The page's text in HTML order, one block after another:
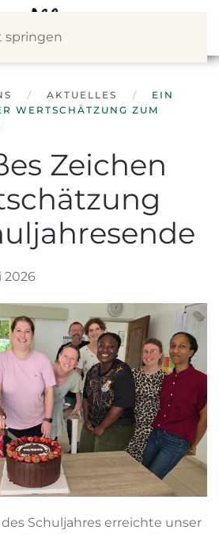
springen
AKTUELLES
EIN
WERTSCHÄTZUNG ZUM S
Zeichen
2026
Schuljahres erreichte unser